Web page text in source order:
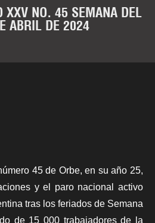
XXV NO. 45 SEMANA DEL
ABRIL DE 2024
45 de Orbe, en su año 25,
y el paro nacional activo
tras los feriados de Semana
de 15 000 trabajadores de la